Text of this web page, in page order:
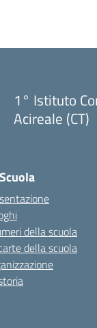
1° Istituto
Acireale (CT)
della scuola
della scuola